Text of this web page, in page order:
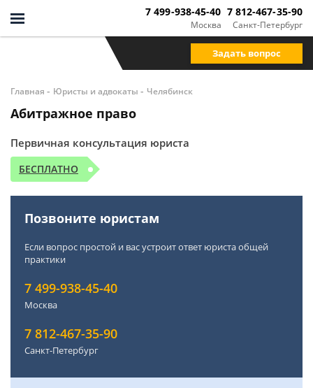
Москва
7 499-938-45-40
Санкт-Петербург
7 812-467-35-90
Задать вопрос
Главная - Юристы и адвокаты - Челябинск
Абитражное право
Первичная консультация юриста
БЕСПЛАТНО
Позвоните юристам
Если вопрос простой и вас устроит ответ юриста общей
практики
7 499-938-45-40
Москва
7 812-467-35-90
Санкт-Петербург